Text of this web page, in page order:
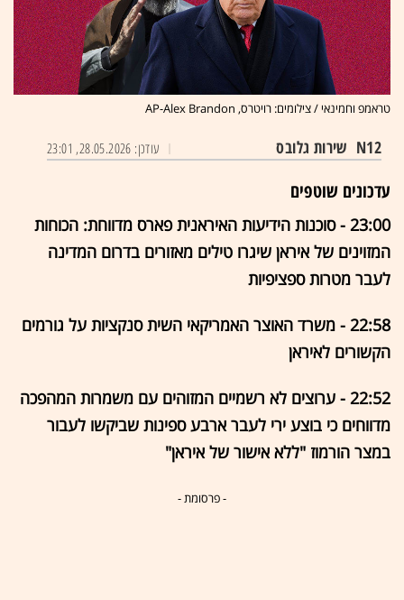
טראמפ וחמינאי / צילומים: רויטרס, AP-Alex Brandon
N12 שירות גלובס עודכן: 28.05.2026, 23:01
עדכונים שוטפים
23:00 - סוכנות הידיעות האיראנית פארס מדווחת: הכוחות
המזוינים של איראן שיגרו טילים מאזורים בדרום המדינה
לעבר מטרות ספציפיות
22:58 - משרד האוצר האמריקאי השית סנקציות על גורמים
הקשורים לאיראן
22:52 - ערוצים לא רשמיים המזוהים עם משמרות המהפכה
מדווחים כי בוצע ירי לעבר ארבע ספינות שביקשו לעבור
במצר הורמוז "ללא אישור של איראן"
- פרסומת -